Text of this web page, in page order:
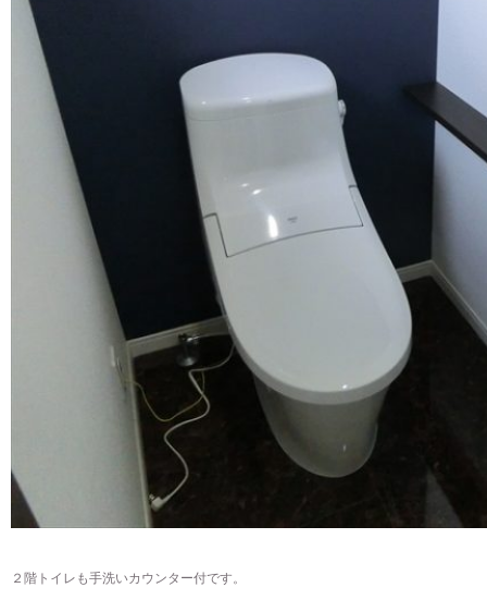
２階トイレも手洗いカウンター付です。